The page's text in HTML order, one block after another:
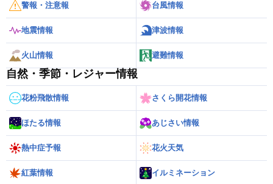
警報・注意報 台風情報
地震情報 津波情報
火山情報 避難情報
自然・季節・レジャー情報
花粉飛散情報 さくら開花情報
ほたる情報 あじさい情報
熱中症予報 花火天気
紅葉情報 イルミネーション